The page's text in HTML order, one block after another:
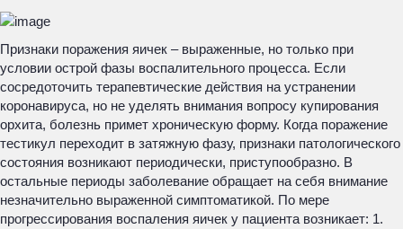
Признаки поражения яичек – выраженные, но только при
условии острой фазы воспалительного процесса. Если
сосредоточить терапевтические действия на устранении
коронавируса, но не уделять внимания вопросу купирования
орхита, болезнь примет хроническую форму. Когда поражение
тестикул переходит в затяжную фазу, признаки патологического
состояния возникают периодически, приступообразно. В
остальные периоды заболевание обращает на себя внимание
незначительно выраженной симптоматикой. По мере
прогрессирования воспаления яичек у пациента возникает: 1.